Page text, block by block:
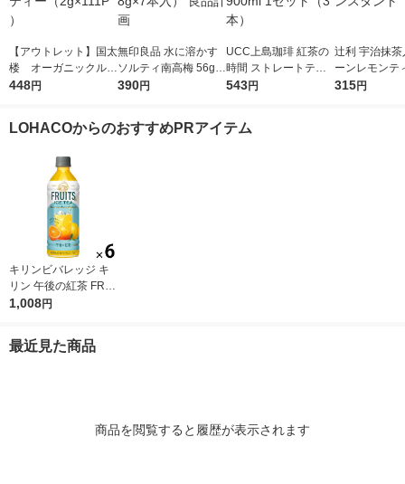
【アウトレット】国太
楼 オーガニックルイ
ボスティー（2g×111P
448円
無印良品 水に溶かす
ソルティ南高梅 56g
（500ml用8g×7本
390円
UCC上島珈琲 紅茶の
時間 ストレートティ
ー 無糖 900ml 1セッ
543円
辻利 宇治抹茶
ーンレモンテ
(5本入) イン
315円
LOHACOからのおすすめPRアイテム
キリンビバレッジ キ
リン 午後の紅茶 FRUI
TS ＆ ICE TEA （フ
ープフルーツ 500ml 1
1,008円
最近見た商品
商品を閲覧すると履歴が表示されます